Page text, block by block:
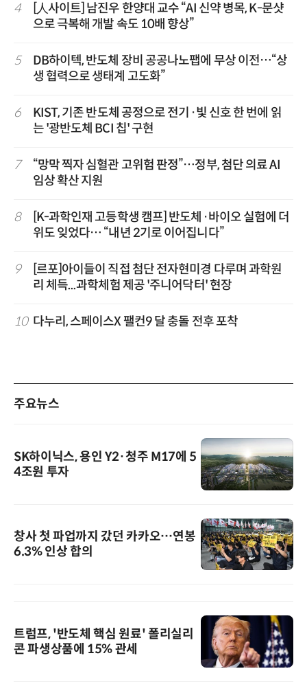
4
[人사이트] 남진우 한양대 교수 “AI 신약 병목, K-문샷
으로 극복해 개발 속도 10배 향상”
5
DB하이텍, 반도체 장비 공공나노팹에 무상 이전…“상
생 협력으로 생태계 고도화”
6
KIST, 기존 반도체 공정으로 전기·빛 신호 한 번에 읽
는 '광반도체 BCI 칩' 구현
7
“망막 찍자 심혈관 고위험 판정”…정부, 첨단 의료 AI
임상 확산 지원
8
[K-과학인재 고등학생 캠프] 반도체·바이오 실험에 더
위도 잊었다… “내년 2기로 이어집니다”
9
[르포]아이들이 직접 첨단 전자현미경 다루며 과학원
리 체득...과학체험 제공 '주니어닥터' 현장
10 다누리, 스페이스X 팰컨9 달 충돌 전후 포착
주요뉴스
SK하이닉스, 용인 Y2·청주 M17에 5
4조원 투자
창사 첫 파업까지 갔던 카카오…연봉
6.3% 인상 합의
트럼프, '반도체 핵심 원료' 폴리실리
콘 파생상품에 15% 관세